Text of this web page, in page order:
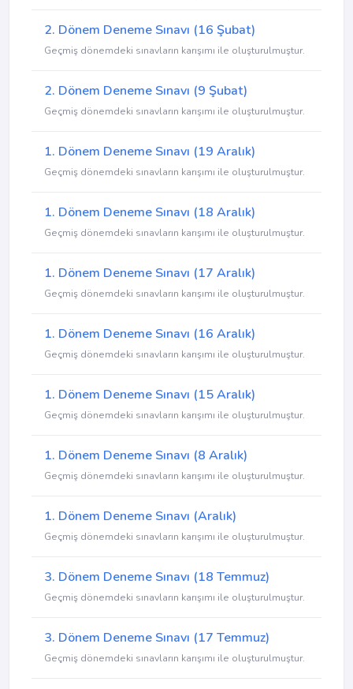
2. Dönem Deneme Sınavı (16 Şubat)
Geçmiş dönemdeki sınavların karışımı ile oluşturulmuştur.
2. Dönem Deneme Sınavı (9 Şubat)
Geçmiş dönemdeki sınavların karışımı ile oluşturulmuştur.
1. Dönem Deneme Sınavı (19 Aralık)
Geçmiş dönemdeki sınavların karışımı ile oluşturulmuştur.
1. Dönem Deneme Sınavı (18 Aralık)
Geçmiş dönemdeki sınavların karışımı ile oluşturulmuştur.
1. Dönem Deneme Sınavı (17 Aralık)
Geçmiş dönemdeki sınavların karışımı ile oluşturulmuştur.
1. Dönem Deneme Sınavı (16 Aralık)
Geçmiş dönemdeki sınavların karışımı ile oluşturulmuştur.
1. Dönem Deneme Sınavı (15 Aralık)
Geçmiş dönemdeki sınavların karışımı ile oluşturulmuştur.
1. Dönem Deneme Sınavı (8 Aralık)
Geçmiş dönemdeki sınavların karışımı ile oluşturulmuştur.
1. Dönem Deneme Sınavı (Aralık)
Geçmiş dönemdeki sınavların karışımı ile oluşturulmuştur.
3. Dönem Deneme Sınavı (18 Temmuz)
Geçmiş dönemdeki sınavların karışımı ile oluşturulmuştur.
3. Dönem Deneme Sınavı (17 Temmuz)
Geçmiş dönemdeki sınavların karışımı ile oluşturulmuştur.